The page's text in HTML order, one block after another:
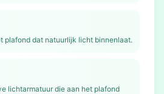
plafond dat natuurlijk licht binnenlaat.
lichtarmatuur die aan het plafond